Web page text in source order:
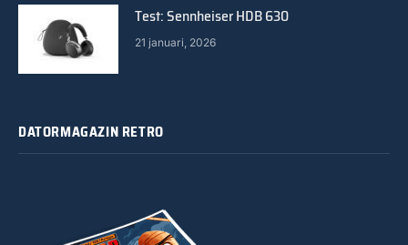
Test: Sennheiser HDB 630
21 januari, 2026
DATORMAGAZIN RETRO